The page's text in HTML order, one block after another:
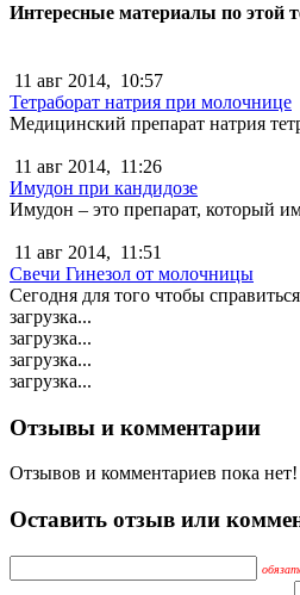
Интересные материалы по этой
11 авг 2014, 10:57
Тетраборат натрия при молочнице
Медицинский препарат натрия
11 авг 2014, 11:26
Имудон при кандидозе
Имудон – это препарат, который
11 авг 2014, 11:51
Свечи Гинезол от молочницы
Сегодня для того чтобы
загрузка...
загрузка...
загрузка...
загрузка...
Отзывы и комментарии
Отзывов и комментариев пока
Оставить отзыв или